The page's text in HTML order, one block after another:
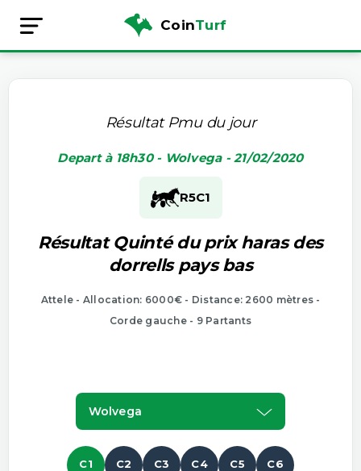
CoinTurf
Résultat Pmu du jour
Depart à 18h30 - Wolvega - 21/02/2020
R5C1
Résultat Quinté du prix haras des
dorrells pays bas
Attele - Allocation: 6000€ - Distance: 2600 mètres -
Corde gauche - 9 Partants
Wolvega
C1 C2 C3 C4 C5 C6